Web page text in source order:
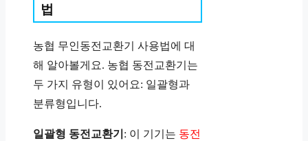
법
농협 무인동전교환기 사용법에 대
해 알아볼게요. 농협 동전교환기는
두 가지 유형이 있어요: 일괄형과
분류형입니다.
일괄형 동전교환기 : 이 기기는 동전